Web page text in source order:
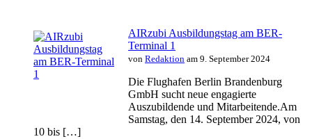
AIRzubi Ausbildungstag am BER-
Terminal 1
von Redaktion am 9. September 2024
Die Flughafen Berlin Brandenburg
GmbH sucht neue engagierte
Auszubildende und Mitarbeitende.Am
Samstag, den 14. September 2024, von
10 bis […]